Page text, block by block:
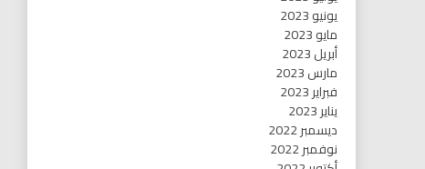
يونيو 2023
مايو 2023
أبريل 2023
مارس 2023
فبراير 2023
يناير 2023
ديسمبر 2022
نوفمبر 2022